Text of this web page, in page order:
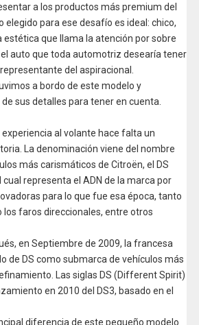
a los productos más premium del
elegido para ese desafío es ideal: chico,
estética que llama la atención por sobre
el auto que toda automotriz desearía tener
del aspiracional.
a bordo de este modelo y
sus detalles para tener en cuenta.
al volante hace falta un
La denominación viene del nombre
más carismáticos de Citroën, el DS
cual representa el ADN de la marca por
para lo que fue esa época, tanto
los faros direccionales, entre otros
en Septiembre de 2009, la francesa
de DS como submarca de vehículos más
Las siglas DS (Different Spirit)
en 2010 del DS3, basado en el
diferencia de este pequeño modelo